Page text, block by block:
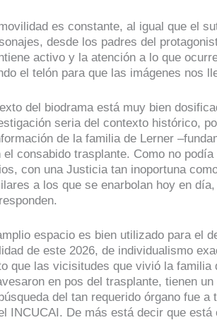
es constante, al igual que el
desde los padres del
activo y la atención a lo que
el telón para que las imágenes nos
del biodrama está muy bien
seria del contexto histórico,
de la familia de Lerner
el consabido trasplante. Como no
con una Justicia tan inoportuna
a los que se enarbolan hoy en
espacio es bien utilizado para el
de este 2026, de individualismo
que las vicisitudes que vivió la
en pos del trasplante, tienen
del tan requerido órgano fue
INCUCAI. De más está decir que